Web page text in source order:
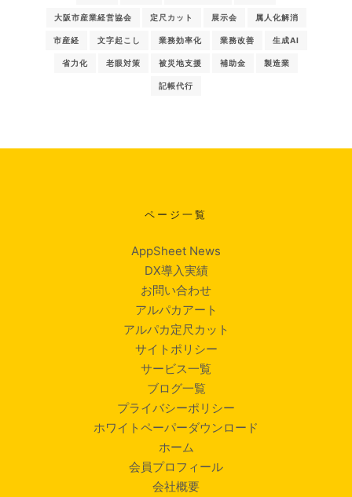
大阪市産業経営協会 定尺カット 展示会 属人化解消
市産経 文字起こし 業務効率化 業務改善 生成AI
省力化 老眼対策 被災地支援 補助金 製造業
記帳代行
ページ一覧
AppSheet News
DX導入実績
お問い合わせ
アルパカアート
アルパカ定尺カット
サイトポリシー
サービス一覧
ブログ一覧
プライバシーポリシー
ホワイトペーパーダウンロード
ホーム
会員プロフィール
会社概要